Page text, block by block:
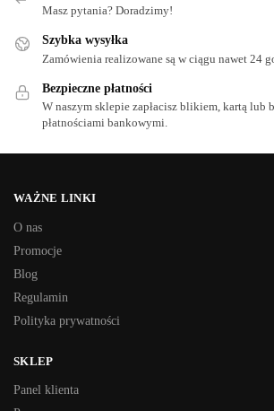
Masz pytania? Doradzimy!
Szybka wysyłka
Zamówienia realizowane są w ciągu nawet 24
Bezpieczne płatności
W naszym sklepie zapłacisz blikiem, kartą lub
płatnościami bankowymi.
WAŻNE LINKI
O nas
Promocje
Blog
Regulamin
Polityka prywatności
SKLEP
Panel klienta